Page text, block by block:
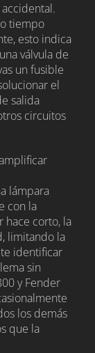
tiempo
esto indica
válvula de
un fusible
el
salida
circuitos
lámpara
con la
hace corto, la
limitando la
identificar
sin
y Fender
los demás
que la